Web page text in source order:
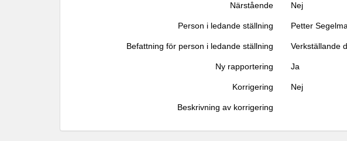
Närstående Nej
Person i ledande ställning Petter
Befattning för person i ledande ställning Verkställande
Ny rapportering Ja
Korrigering Nej
Beskrivning av korrigering